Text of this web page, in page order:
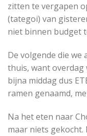
zitten te vergapen
(tategoi) van
niet binnen budget
De volgende die we
thuis, want overdag
bijna middag dus
ramen genaamd,
Na het eten naar
maar niets